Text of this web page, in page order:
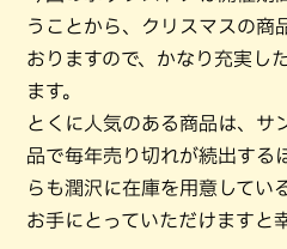
うことから、クリスマスの
おりますので、かなり充実し
ます。
とくに人気のある商品は、サ
品で毎年売り切れが続出する
らも潤沢に在庫を用意してい
お手にとっていただけますと